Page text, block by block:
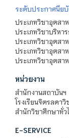
ระดับประกาศนีย
ประเภทวิชาอุตสา
ประเภทวิชาบริหา
ประเภทวิชาอุตสา
ประเภทวิชาอุตสา
ประเภทวิชาอุตสา
หน่วยงาน
สำนักงานสถาบันฯ
โรงเรียนจิตรลดา
สำนักวิชาศึกษาทั่ว
E-SERVICE